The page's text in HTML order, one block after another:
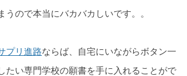
うので本当にバカバカしいです。。
プリ進路ならば、自宅にいながらボタン一
たい専門学校の願書を手に入れることがで